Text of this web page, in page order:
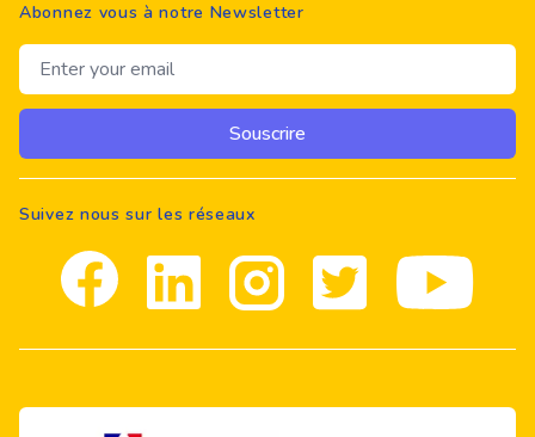
Abonnez vous à notre Newsletter
Email address
Souscrire
Suivez nous sur les réseaux
Facebook Linkedin Instagram Twitter youtube